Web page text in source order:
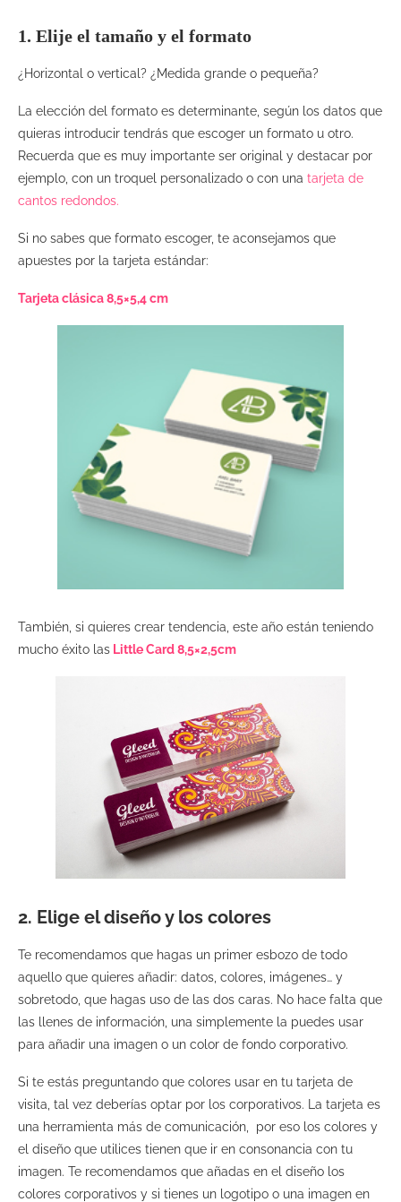
1. Elije el tamaño y el formato
¿Horizontal o vertical? ¿Medida grande o pequeña?
La elección del formato es determinante, según los datos que
quieras introducir tendrás que escoger un formato u otro.
Recuerda que es muy importante ser original y destacar por
ejemplo, con un troquel personalizado o con una tarjeta de
cantos redondos.
Si no sabes que formato escoger, te aconsejamos que
apuestes por la tarjeta estándar:
Tarjeta clásica 8,5×5,4 cm
También, si quieres crear tendencia, este año están teniendo
mucho éxito las Little Card 8,5×2,5cm
2. Elige el diseño y los colores
Te recomendamos que hagas un primer esbozo de todo
aquello que quieres añadir: datos, colores, imágenes… y
sobretodo, que hagas uso de las dos caras. No hace falta que
las llenes de información, una simplemente la puedes usar
para añadir una imagen o un color de fondo corporativo.
Si te estás preguntando que colores usar en tu tarjeta de
visita, tal vez deberías optar por los corporativos. La tarjeta es
una herramienta más de comunicación, por eso los colores y
el diseño que utilices tienen que ir en consonancia con tu
imagen. Te recomendamos que añadas en el diseño los
colores corporativos y si tienes un logotipo o una imagen en